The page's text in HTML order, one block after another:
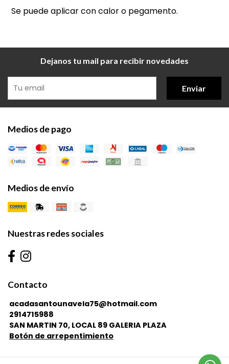
Se puede aplicar con calor o pegamento.
Dejanos tu mail para recibir novedades
Enviar
Medios de pago
Medios de envío
Nuestras redes sociales
Contacto
acadasantounavela75@hotmail.com
2914715988
SAN MARTIN 70, LOCAL 89 GALERIA PLAZA
Botón de arrepentimiento